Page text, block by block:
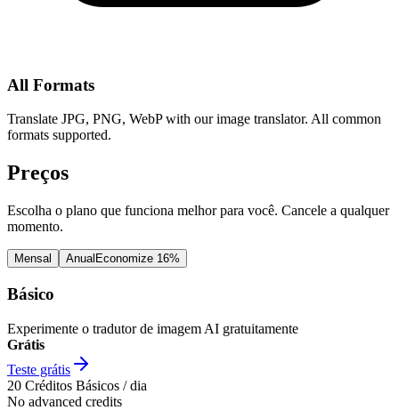
All Formats
Translate JPG, PNG, WebP with our image translator. All common
formats supported.
Preços
Escolha o plano que funciona melhor para você. Cancele a qualquer
momento.
Mensal Anual Economize 16%
Básico
Experimente o tradutor de imagem AI gratuitamente
Grátis
Teste grátis
20 Créditos Básicos / dia
No advanced credits